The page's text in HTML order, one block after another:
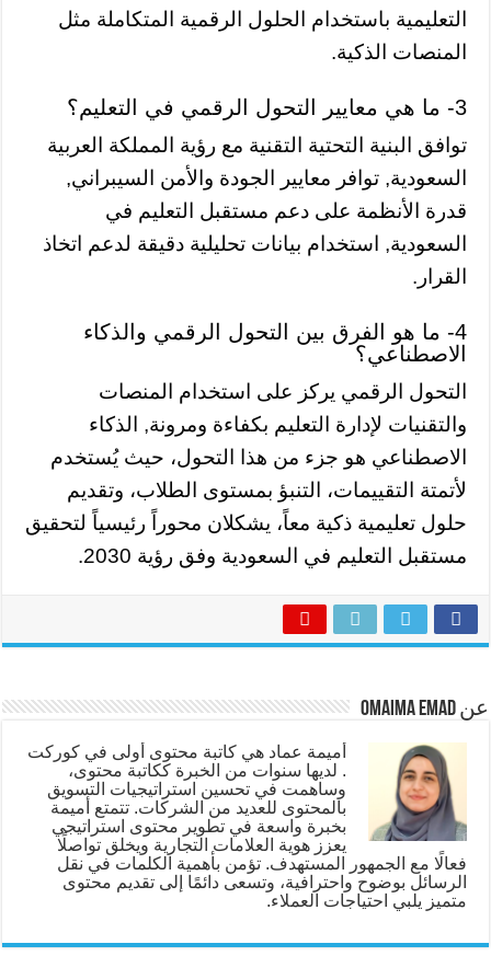
التعليمية باستخدام الحلول الرقمية المتكاملة مثل
المنصات الذكية.
3- ما هي معايير التحول الرقمي في التعليم؟
توافق البنية التحتية التقنية مع رؤية المملكة العربية
السعودية, توافر معايير الجودة والأمن السيبراني,
قدرة الأنظمة على دعم مستقبل التعليم في
السعودية, استخدام بيانات تحليلية دقيقة لدعم اتخاذ
القرار.
4- ما هو الفرق بين التحول الرقمي والذكاء
الاصطناعي؟
التحول الرقمي يركز على استخدام المنصات
والتقنيات لإدارة التعليم بكفاءة ومرونة, الذكاء
الاصطناعي هو جزء من هذا التحول، حيث يُستخدم
لأتمتة التقييمات، التنبؤ بمستوى الطلاب، وتقديم
حلول تعليمية ذكية معاً، يشكلان محوراً رئيسياً لتحقيق
مستقبل التعليم في السعودية وفق رؤية 2030.
عن Omaima Emad
أميمة عماد هي كاتبة محتوى أولى في كوركت
. لديها سنوات من الخبرة ككاتبة محتوى،
وساهمت في تحسين استراتيجيات التسويق
بالمحتوى للعديد من الشركات. تتمتع أميمة
بخبرة واسعة في تطوير محتوى استراتيجي
يعزز هوية العلامات التجارية ويخلق تواصلًا
فعالًا مع الجمهور المستهدف. تؤمن بأهمية الكلمات في نقل
الرسائل بوضوح واحترافية، وتسعى دائمًا إلى تقديم محتوى
متميز يلبي احتياجات العملاء.